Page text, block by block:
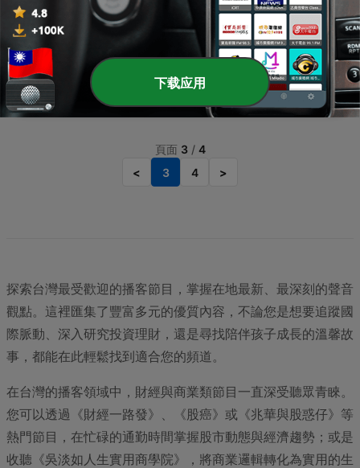
Sandy采聿老師 - 單集 226
yesterday
小潘&寶拉
Pam&Paula - 單集 646
2 days ago
頁面 3/ 4
<
3 4 >
探索台灣最受歡迎的播客節目，掌握在地最新、最深刻的聲音
觀點。這裡匯集了豐富多元的優質內容，不論您是想要追蹤國
際脈動、深入研究投資理財，還是尋找陪伴孩子成長的溫馨故
事，都能在此輕鬆找到適合您的頻道。
在台灣的播客領域中，財經與商業類節目一直深受聽眾青睞。
您可以透過《財經一路發》、《股癌》或《兆華與股惑仔》等
熱門節目，在忙碌的通勤時間掌握股市動態與經濟趨勢；或是
收聽《吳淡如人生實用商學院》，將商業邏輯轉化為實用的生
下载应用